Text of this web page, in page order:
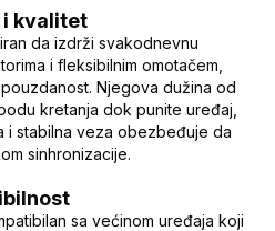
kvalitet
da izdrži svakodnevnu
i fleksibilnim omotačem,
Njegova dužina od
kretanja dok punite uređaj,
i stabilna veza obezbeđuje da
sinhronizacije.
sa većinom uređaja koji